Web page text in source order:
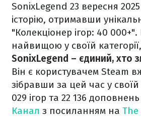
SonixLegend 23 вересня
історію, отримавши
"Колекціонер ігор: 40
найвищою у своїй категорії,
SonixLegend – єдиний, хто
Він є користувачем Steam
зібравши за цей час у своїй
029 ігор та 22 136
Канал з посиланням на The